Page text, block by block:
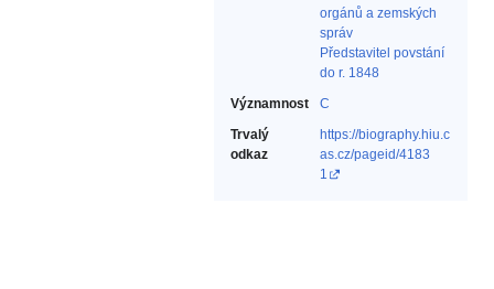
orgánů a zemských
správ‎
Představitel povstání
do r. 1848‎
Významnost
C
Trvalý
odkaz
https://biography.hiu.c
as.cz/pageid/4183
1